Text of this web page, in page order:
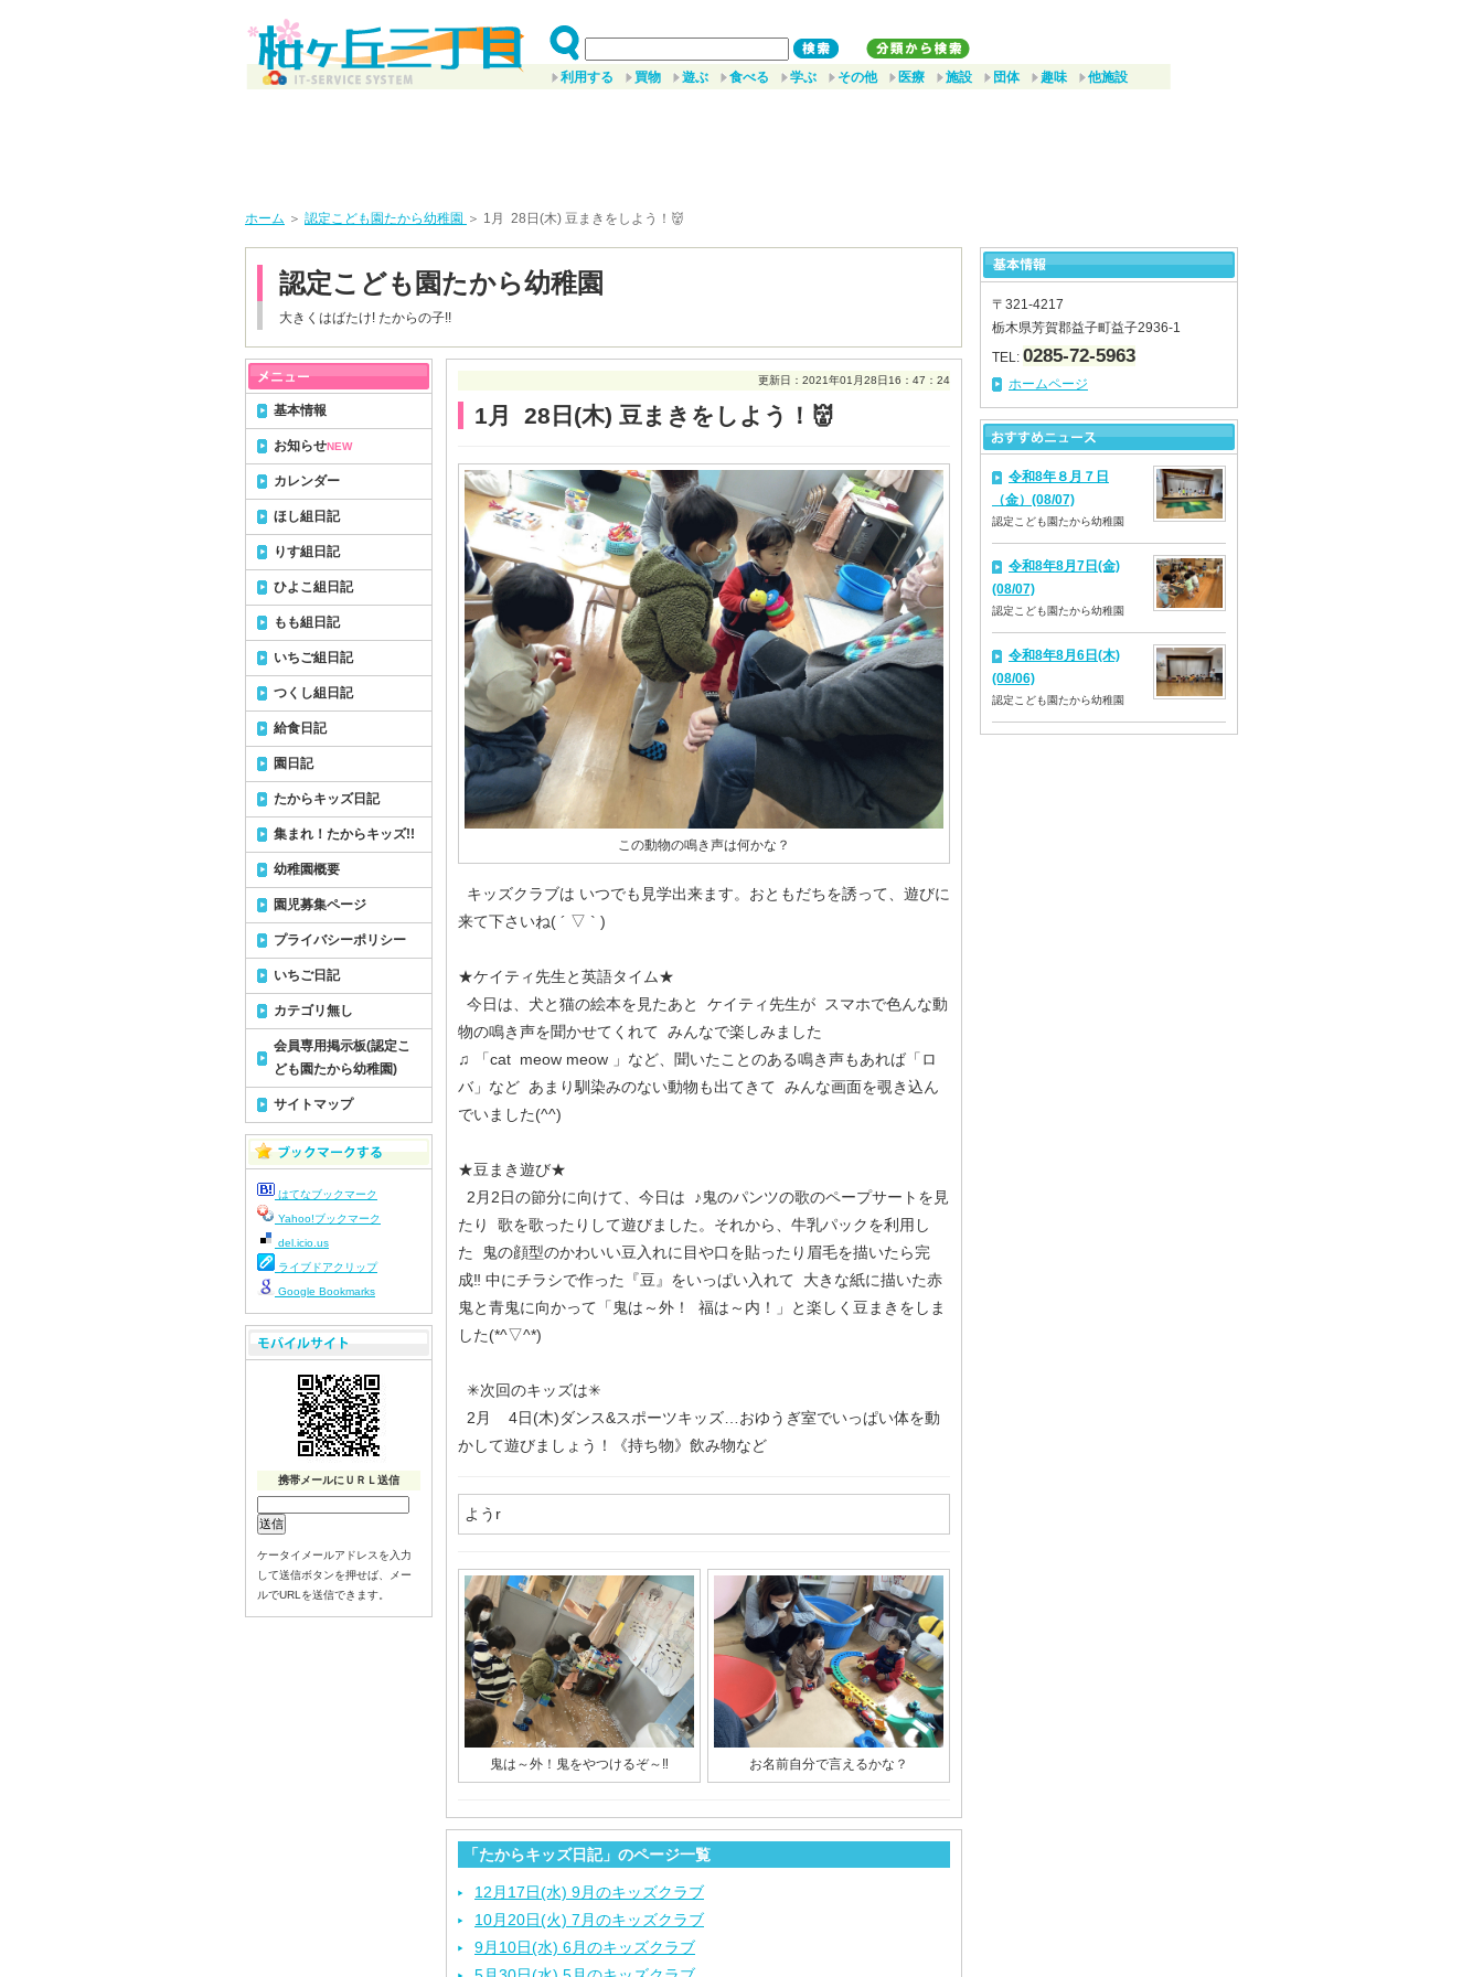
利用する 買物 遊ぶ 食べる 学ぶ その他 医療 施設 団体 趣味 他施設
ホーム ＞ 認定こども園たから幼稚園 ＞ 1月 28日(木) 豆まきをしよう！👹
認定こども園たから幼稚園
大きくはばたけ! たからの子!!
更新日：2021年01月28日16：47：24
1月 28日(木) 豆まきをしよう！👹
この動物の鳴き声は何かな？
キッズクラブは いつでも見学出来ます。おともだちを誘って、遊びに
来て下さいね( ´ ▽ ` )
★ケイティ先生と英語タイム★
今日は、犬と猫の絵本を見たあと ケイティ先生が スマホで色んな動
物の鳴き声を聞かせてくれて みんなで楽しみました
♫ 「cat meow meow 」など、聞いたことのある鳴き声もあれば「ロ
バ」など あまり馴染みのない動物も出てきて みんな画面を覗き込ん
でいました(^^)
★豆まき遊び★
2月2日の節分に向けて、今日は ♪鬼のパンツの歌のペープサートを見
たり 歌を歌ったりして遊びました。それから、牛乳パックを利用し
た 鬼の顔型のかわいい豆入れに目や口を貼ったり眉毛を描いたら完
成‼ 中にチラシで作った『豆』をいっぱい入れて 大きな紙に描いた赤
鬼と青鬼に向かって「鬼は～外！ 福は～内！」と楽しく豆まきをしま
した(*^▽^*)
✳次回のキッズは✳
2月 4日(木)ダンス&スポーツキッズ…おゆうぎ室でいっぱい体を動
かして遊びましょう！《持ち物》飲み物など
ようr
鬼は～外！鬼をやつけるぞ～‼ お名前自分で言えるかな？
「たからキッズ日記」のページ一覧
12月17日(水) 9月のキッズクラブ
10月20日(火) 7月のキッズクラブ
9月10日(水) 6月のキッズクラブ
基本情報
お知らせNEW
カレンダー
ほし組日記
りす組日記
ひよこ組日記
もも組日記
いちご組日記
つくし組日記
給食日記
園日記
たからキッズ日記
集まれ！たからキッズ!!
幼稚園概要
園児募集ページ
プライバシーポリシー
いちご日記
カテゴリ無し
会員専用掲示板(認定こ
ども園たから幼稚園)
サイトマップ
はてなブックマーク
Yahoo!ブックマーク
del.icio.us
ライブドアクリップ
Google Bookmarks
携帯メールにＵＲＬ送信
ケータイメールアドレスを入力
して送信ボタンを押せば、メー
ルでURLを送信できます。
〒321-4217
栃木県芳賀郡益子町益子2936-1
TEL: 0285-72-5963
ホームページ
令和8年８月７日
（金）(08/07)
認定こども園たから幼稚園
令和8年8月7日(金)
(08/07)
認定こども園たから幼稚園
令和8年8月6日(木)
(08/06)
認定こども園たから幼稚園